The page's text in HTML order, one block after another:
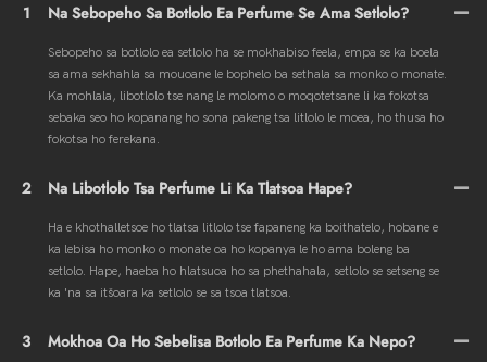
1 Na Sebopeho Sa Botlolo Ea Perfume Se Ama Setlolo?
Sebopeho sa botlolo ea setlolo ha se mokhabiso feela, empa se ka boela
sa ama sekhahla sa mouoane le bophelo ba sethala sa monko o monate.
Ka mohlala, libotlolo tse nang le molomo o moqotetsane li ka fokotsa
sebaka seo ho kopanang ho sona pakeng tsa litlolo le moea, ho thusa ho
fokotsa ho ferekana.
2 Na Libotlolo Tsa Perfume Li Ka Tlatsoa Hape?
Ha e khothalletsoe ho tlatsa litlolo tse fapaneng ka boithatelo, hobane e
ka lebisa ho monko o monate oa ho kopanya le ho ama boleng ba
setlolo. Hape, haeba ho hlatsuoa ho sa phethahala, setlolo se setseng se
ka 'na sa itšoara ka setlolo se sa tsoa tlatsoa.
3 Mokhoa Oa Ho Sebelisa Botlolo Ea Perfume Ka Nepo?